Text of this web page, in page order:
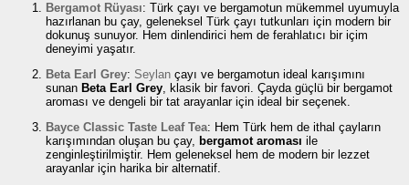
Bergamot Rüyası: Türk çayı ve bergamotun mükemmel uyumuyla
hazırlanan bu çay, geleneksel Türk çayı tutkunları için modern bir
dokunuş sunuyor. Hem dinlendirici hem de ferahlatıcı bir içim
deneyimi yaşatır.
Beta Earl Grey: Seylan çayı ve bergamotun ideal karışımını
sunan Beta Earl Grey, klasik bir favori. Çayda güçlü bir bergamot
aroması ve dengeli bir tat arayanlar için ideal bir seçenek.
Bayce Classic Taste Leaf Tea: Hem Türk hem de ithal çayların
karışımından oluşan bu çay, bergamot aroması ile
zenginleştirilmiştir. Hem geleneksel hem de modern bir lezzet
arayanlar için harika bir alternatif.